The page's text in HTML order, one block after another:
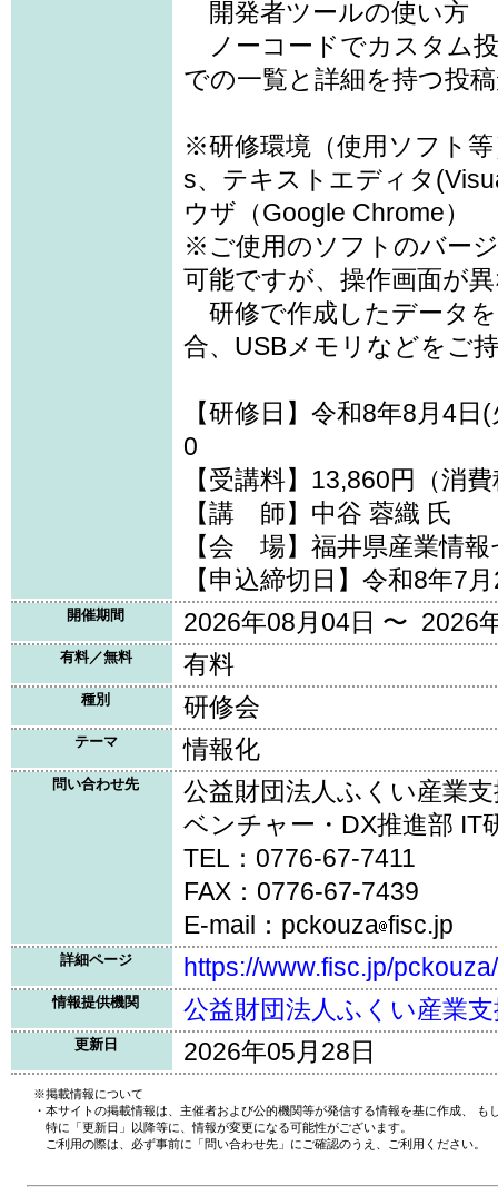
開発者ツールの使い方
ノーコードでカスタム
での一覧と詳細を持つ投
※研修環境（使用ソフト
s、テキストエディタ
ウザ（Google Chrome）
※ご使用のソフトのバー
可能ですが、操作画面が
研修で作成したデータ
合、USBメモリなどをご
【研修日】令和8年8月4
0
【受講料】13,860円（消
【講 師】中谷 蓉織 氏
【会 場】福井県産業情
【申込締切日】令和8年7
開催期間 2026年08月04日 〜 2026
有料／無料 有料
種別 研修会
テーマ 情報化
問い合わせ先
公益財団法人ふくい産業
ベンチャー・DX推進部 IT
TEL：0776-67-7411
FAX：0776-67-7439
E-mail：pckouza fisc.jp
詳細ページ https://www.fisc.jp/
情報提供機関 公益財団法人ふくい産業
更新日 2026年05月28日
※掲載情報について
・本サイトの掲載情報は、主催者および公的機関等が発信する情報を基に作成、
特に「更新日」以降等に、情報が変更になる可能性がございます。
ご利用の際は、必ず事前に「問い合わせ先」にご確認のうえ、ご利用ください。